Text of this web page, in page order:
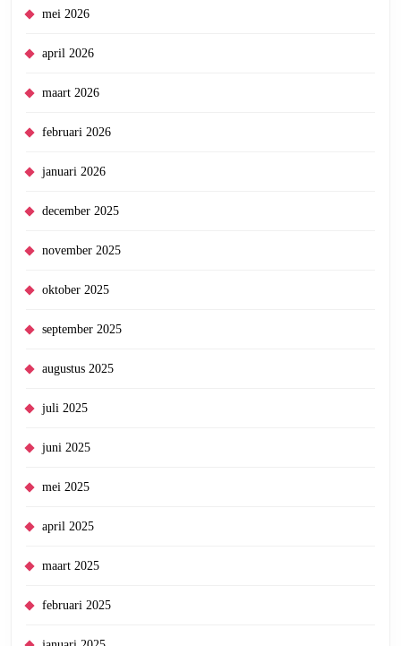
mei 2026
april 2026
maart 2026
februari 2026
januari 2026
december 2025
november 2025
oktober 2025
september 2025
augustus 2025
juli 2025
juni 2025
mei 2025
april 2025
maart 2025
februari 2025